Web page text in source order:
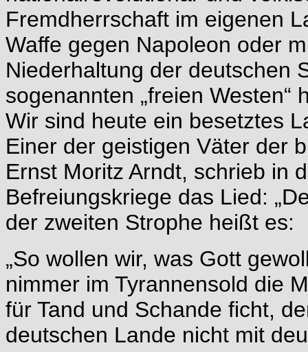
Fremdherrschaft im eigenen
Waffe gegen Napoleon oder
Niederhaltung der deutschen
sogenannten „freien Westen“
Wir sind heute ein besetztes
Einer der geistigen Väter der
Ernst Moritz Arndt, schrieb in
Befreiungskriege das Lied:
der zweiten Strophe heißt es:
„So wollen wir, was Gott
nimmer im Tyrannensold die
für Tand und Schande ficht,
deutschen Lande nicht mit